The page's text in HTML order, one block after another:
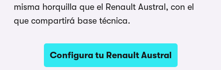
misma horquilla que el Renault Austral, con el
que compartirá base técnica.
Configura tu Renault Austral